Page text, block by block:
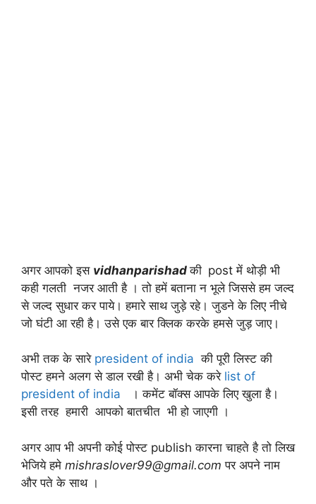
अगर आपको इस vidhanparishad की post में थोड़ी भी
कही गलती नजर आती है । तो हमें बताना न भूले जिससे हम जल्द
से जल्द सुधार कर पाये। हमारे साथ जुड़े रहे। जुडने के लिए नीचे
जो घंटी आ रही है। उसे एक बार क्लिक करके हमसे जुड़ जाए।
अभी तक के सारे president of india की पूरी लिस्ट की
पोस्ट हमने अलग से डाल रखी है। अभी चेक करे list of
president of india
। कमेंट बॉक्स आपके लिए खुला है।
इसी तरह हमारी आपको बातचीत भी हो जाएगी ।
अगर आप भी अपनी कोई पोस्ट publish कारना चाहते है तो लिख
भेजिये हमे mishraslover99@gmail.com पर अपने नाम
और पते के साथ ।